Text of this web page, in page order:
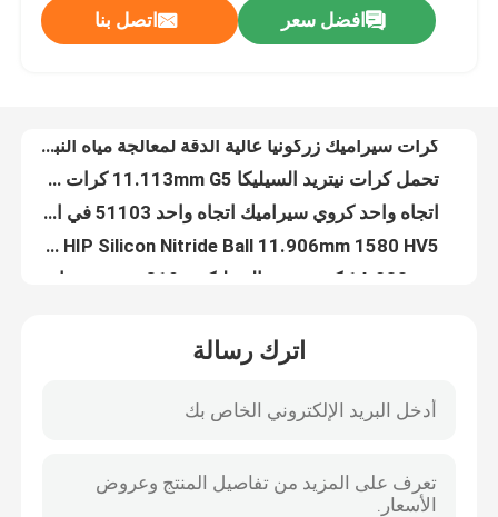
عرض الواقع الافتراضي
جولة في المعمل
رقابة جودة
608 محامل سيراميك
افضل سعر اتصل بنا
كرات مطحنة الكرة وسائل الإعلام زركونيا السيراميك للموقد 6.35 مم
HIP Silicon Nitride Ball 11.906mm 1580 HV5 كرات وسائط سيراميك صلابة
14.288mm كرة نيتريد السيليكون G10 درجة سيراميك أسود
Si3N4 Bearing Balls 17.4625mm G5 G10 طحن كرات السيراميك للتقطير
كرات نيتريد السيليكون D31.75mm كرات خزفية كبيرة لموقد الغاز
اترك رسالة